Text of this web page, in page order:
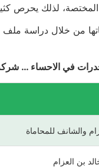
المختصة، لذلك يحرص
من خلال دراسة ملف
في الاحساء …
والشانف للمحاماة
بن العزام